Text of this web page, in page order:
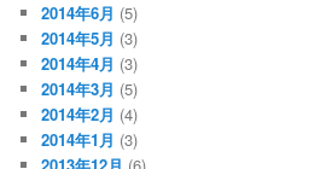
2014年6月 (5)
2014年5月 (3)
2014年4月 (3)
2014年3月 (5)
2014年2月 (4)
2014年1月 (3)
2013年12月 (6)